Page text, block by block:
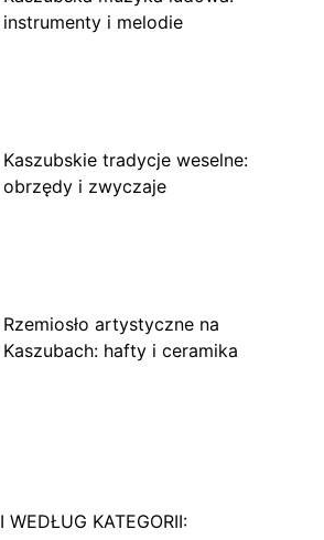
instrumenty i melodie
Kaszubskie tradycje weselne:
obrzędy i zwyczaje
Rzemiosło artystyczne na
Kaszubach: hafty i ceramika
WEDŁUG KATEGORII: